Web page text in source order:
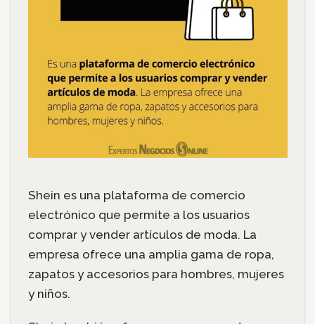
Shein es una plataforma de comercio
electrónico que permite a los usuarios
comprar y vender artículos de moda. La
empresa ofrece una amplia gama de ropa,
zapatos y accesorios para hombres, mujeres
y niños.